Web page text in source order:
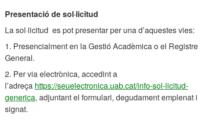
Presentació de sol·licitud
La sol·licitud es pot presentar per una d’aquestes vies:
1. Presencialment en la Gestió Acadèmica o el Registre
General.
2. Per via electrònica, accedint a
l’adreça https://seuelectronica.uab.cat/info-sol-licitud-
generica, adjuntant el formulari, degudament emplenat i
signat.